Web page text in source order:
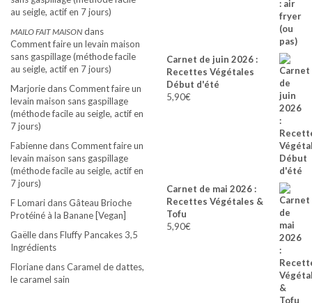
au seigle, actif en 7 jours)
MAILO FAIT MAISON dans
Comment faire un levain maison
sans gaspillage (méthode facile
au seigle, actif en 7 jours)
MarjoriedansComment faire un
levain maison sans gaspillage
(méthode facile au seigle, actif en
7 jours)
FabiennedansComment faire un
levain maison sans gaspillage
(méthode facile au seigle, actif en
7 jours)
F LomaridansGâteau Brioche
Protéiné à la Banane [Vegan]
GaëlledansFluffy Pancakes 3,5
Ingrédients
FlorianedansCaramel de dattes,
le caramel sain
Carnet de juin 2026 :
Recettes Végétales
Début d'été
5,90€
Carnet de mai 2026 :
Recettes Végétales &
Tofu
5,90€